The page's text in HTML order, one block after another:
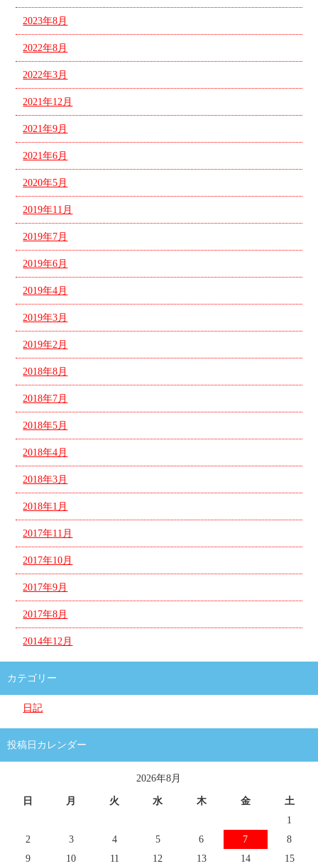
2023年8月
2022年8月
2022年3月
2021年12月
2021年9月
2021年6月
2020年5月
2019年11月
2019年7月
2019年6月
2019年4月
2019年3月
2019年2月
2018年8月
2018年7月
2018年5月
2018年4月
2018年3月
2018年1月
2017年11月
2017年10月
2017年9月
2017年8月
2014年12月
カテゴリー
日記
投稿日カレンダー
2026年8月
日 月 火 水 木 金
土
1
2
3 4 5 6 7
8
9
10 11 12 13 14 15